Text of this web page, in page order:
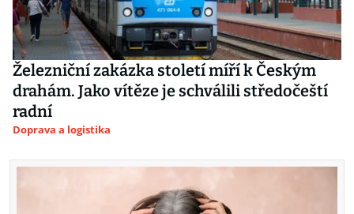
Železniční zakázka století míří k Českým
drahám. Jako vítěze je schválili středočeští
radní
Doprava a logistika